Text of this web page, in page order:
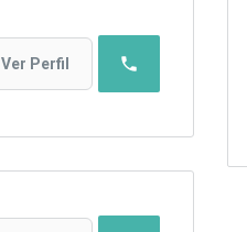
Ver Perfil phone